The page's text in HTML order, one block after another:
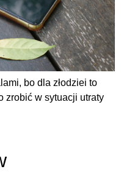
bo dla złodziei to
zrobić w sytuacji utraty